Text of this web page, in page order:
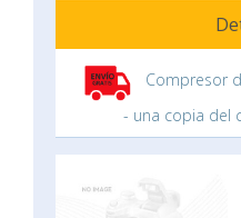
Compresor
- una copia del